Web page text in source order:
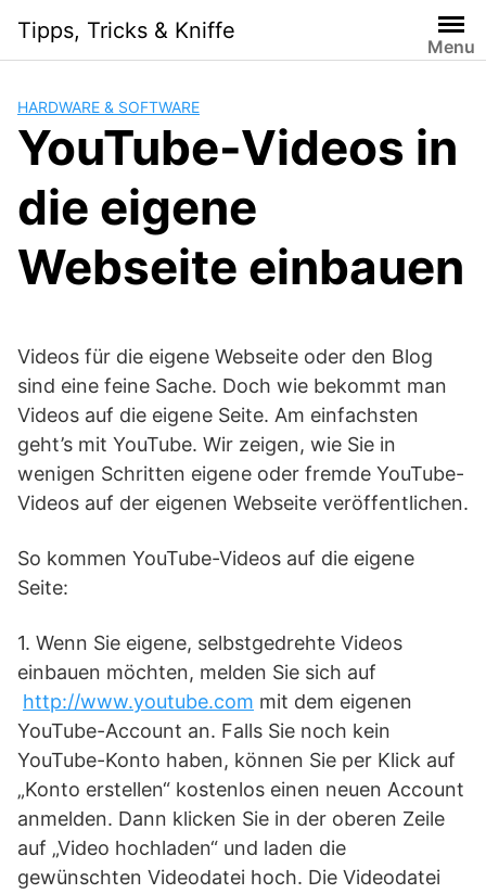
content
Tipps, Tricks & Kniffe
Menu
HARDWARE & SOFTWARE
YouTube-Videos in
die eigene
Webseite einbauen
Videos für die eigene Webseite oder den Blog
sind eine feine Sache. Doch wie bekommt man
Videos auf die eigene Seite. Am einfachsten
geht’s mit YouTube. Wir zeigen, wie Sie in
wenigen Schritten eigene oder fremde YouTube-
Videos auf der eigenen Webseite veröffentlichen.
So kommen YouTube-Videos auf die eigene
Seite:
1. Wenn Sie eigene, selbstgedrehte Videos
einbauen möchten, melden Sie sich auf
http://www.youtube.com mit dem eigenen
YouTube-Account an. Falls Sie noch kein
YouTube-Konto haben, können Sie per Klick auf
„Konto erstellen“ kostenlos einen neuen Account
anmelden. Dann klicken Sie in der oberen Zeile
auf „Video hochladen“ und laden die
gewünschten Videodatei hoch. Die Videodatei